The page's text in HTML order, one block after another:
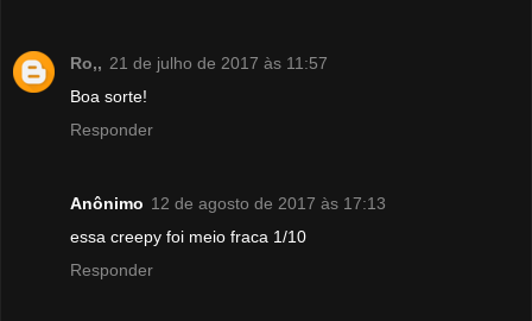
Ro,, 21 de julho de 2017 às 11:57
Boa sorte!
Responder
Anônimo 12 de agosto de 2017 às 17:13
essa creepy foi meio fraca 1/10
Responder